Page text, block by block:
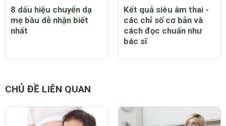
8 dấu hiệu chuyển dạ
mẹ bầu dễ nhận biết
nhất
Kết quả siêu âm thai -
các chỉ số cơ bản và
cách đọc chuẩn như
bác sĩ
CHỦ ĐỀ LIÊN QUAN